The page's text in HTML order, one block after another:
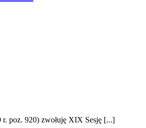
poz. 920) zwołuję XIX Sesję [...]